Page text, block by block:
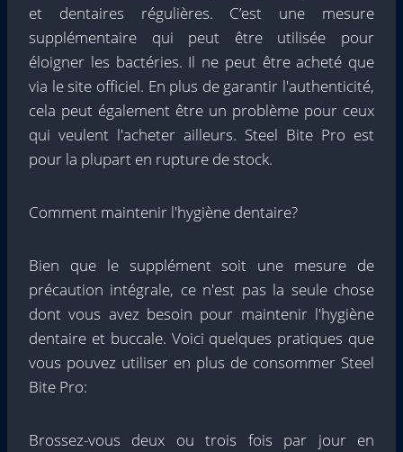
et dentaires régulières. C’est une mesure
supplémentaire qui peut être utilisée pour
éloigner les bactéries. Il ne peut être acheté que
via le site officiel. En plus de garantir l'authenticité,
cela peut également être un problème pour ceux
qui veulent l'acheter ailleurs. Steel Bite Pro est
pour la plupart en rupture de stock.
Comment maintenir l'hygiène dentaire?
Bien que le supplément soit une mesure de
précaution intégrale, ce n'est pas la seule chose
dont vous avez besoin pour maintenir l'hygiène
dentaire et buccale. Voici quelques pratiques que
vous pouvez utiliser en plus de consommer Steel
Bite Pro:
Brossez-vous deux ou trois fois par jour en